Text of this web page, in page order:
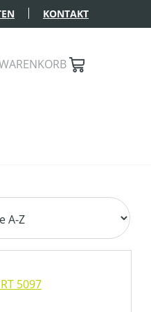
KONTAKT